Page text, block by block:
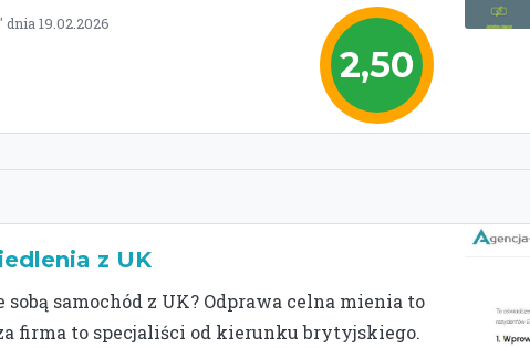
2,50
19.02.2026
z UK
samochód z UK? Odprawa celna mienia to
firma to specjaliści od kierunku brytyjskiego.